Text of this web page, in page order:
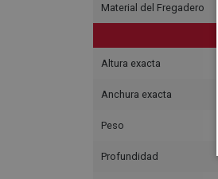
Material del Fregadero
Altura exacta
Anchura exacta
Peso
Profundidad